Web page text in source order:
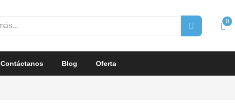
0
Contáctanos Blog Oferta